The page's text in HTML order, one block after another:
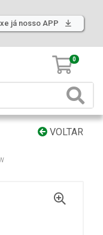
já nosso APP
0
VOLTAR